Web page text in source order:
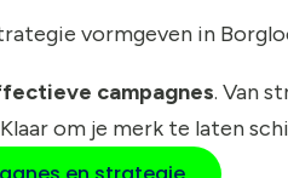
vormgeven in
campagnes. Van
om je merk te laten